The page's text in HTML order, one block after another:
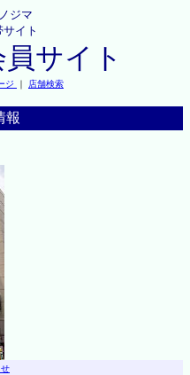
ジマ
イト
サイト
ジ ｜ 店舗検索
報